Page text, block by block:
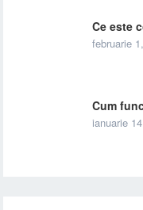
Ce este
februarie
Cum
ianuarie